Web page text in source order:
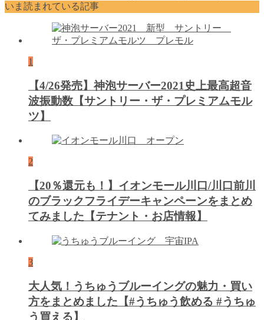
いま読まれている記事
1
【4/26発売】神泡サーバー2021史上最高超音
波振動数【サントリー・ザ・プレミアムモル
ツ】
2
【20％還元も！】イオンモール川口/川口前川
のブラックフライデーキャンペーンをまとめ
てみました【テナント・お店情報】
3
大人気！うちゅうブルーイングの魅力・買い
方をまとめました【#うちゅう飲める #うちゅ
う買える】